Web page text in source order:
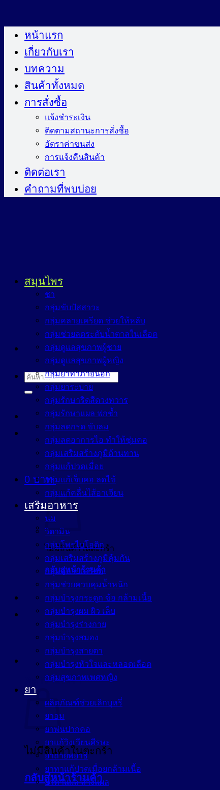
ไป
หน้าแรก
เกี่ยวกับเรา
บทความ
สินค้าทั้งหมด
การสั่งซื้อ
แจ้งชำระเงิน
ติดตามสถานะการสั่งซื้อ
อัตราค่าขนส่ง
การแจ้งคืนสินค้า
ติดต่อเรา
คำถามที่พบบ่อย
ค้นหา:
0 บาท
ไม่มีสินค้าในตะกร้า
กลับสู่หน้าร้านค้า
ตะกร้าสินค้า
ไม่มีสินค้าในตะกร้า
กลับสู่หน้าร้านค้า
สมุนไพร
ชา
กลุ่มขับปัสสาวะ
กลุ่มคลายเครียด ช่วยให้หลับ
กลุ่มช่วยลดระดับน้ำตาลในเลือด
กลุ่มดูแลสุขภาพผู้ชาย
กลุ่มดูแลสุขภาพผู้หญิง
กลุ่มยาทาภายนอก
กลุ่มยาระบาย
กลุ่มรักษาริดสีดวงทวาร
กลุ่มรักษาแผล ฟกช้ำ
กลุ่มลดกรด ขับลม
กลุ่มลดอาการไอ ทำให้ชุ่มคอ
กลุ่มเสริมสร้างภูมิต้านทาน
กลุ่มแก้ปวดเมื่อย
กลุ่มแก้เจ็บคอ ลดไข้
กลุ่มแก้คลื่นไส้อาเจียน
เสริมอาหาร
นม
วิตามิน
กลุ่มโพรไบโอติก
กลุ่มเสริมสร้างภูมิคุ้มกัน
กลุ่มคลายเครียด
กลุ่มช่วยควบคุมน้ำหนัก
กลุ่มบำรุงกระดูก ข้อ กล้ามเนื้อ
กลุ่มบำรุงผม ผิว เล็บ
กลุ่มบำรุงร่างกาย
กลุ่มบำรุงสมอง
กลุ่มบำรุงสายตา
กลุ่มบำรุงหัวใจและหลอดเลือด
กลุ่มสุขภาพเพศหญิง
ยา
ผลิตภัณฑ์ช่วยเลิกบุหรี่
ยาอม
ยาพ่นปากคอ
ยาแก้วิงเวียนศีรษะ
ยาถ่ายพยาธิ
ยาทาแก้ปวดเมื่อยกล้ามเนื้อ
ยาทาแผล ล้างแผล